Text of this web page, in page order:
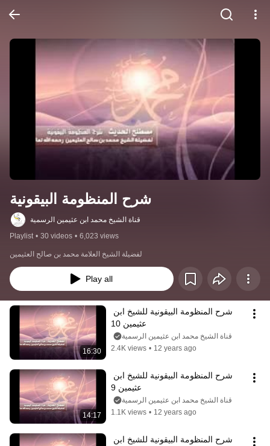
شرح المنظومة البيقونية
قناة الشيخ محمد ابن عثيمين الرسمية
Playlist • 30 videos • 6,023 views
لفضيلة الشيخ العلامة محمد بن صالح العثيمين
Play all
16:30
عثيمين 10
قناة الشيخ محمد ابن عثيمين الرسمية
2.4K views • 12 years ago
14:17
عثيمين 9
قناة الشيخ محمد ابن عثيمين الرسمية
1.1K views • 12 years ago